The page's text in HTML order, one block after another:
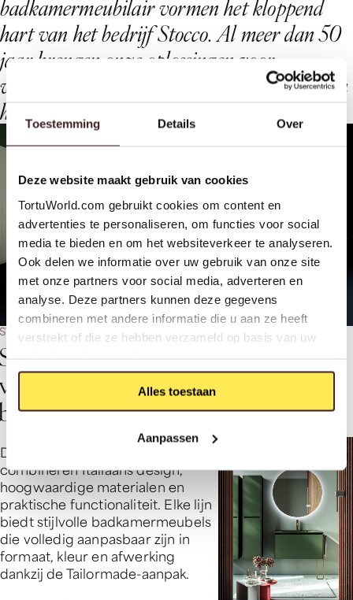
Toestemming Details Over
Deze website maakt gebruik van cookies
TortuWorld.com gebruikt cookies om content en
advertenties te personaliseren, om functies voor social
media te bieden en om het websiteverkeer te analyseren.
Ook delen we informatie over uw gebruik van onze site
met onze partners voor social media, adverteren en
analyse. Deze partners kunnen deze gegevens
combineren met andere informatie die u aan ze heeft
verstrekt of die ze hebben verzameld op basis van uw
Alles toestaan
Aanpassen
badkamermeubilairvormenhetkloppend
hartvan hetbedrijfStocco. Almeerdan50
jaar brengen onze oplossingen voor
w
hoonheidi n
h
STOCCO COLLECTIES: DESIGN OP MAAT
oorelke
adkamerstijl
De collecties van Stocco
combineren Italiaans design,
hoogwaardige materialen en
praktische functionaliteit. Elke lijn
biedt stijlvolle badkamermeubels
die volledig aanpasbaar zijn in
formaat, kleur en afwerking
dankzij de Tailormade-aanpak.